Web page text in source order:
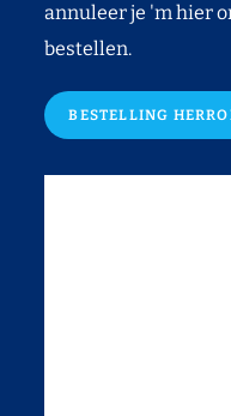
annuleer je 'm hier
bestellen.
BESTELLING